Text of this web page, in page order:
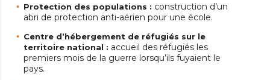
Protection des populations : construction d’un
abri de protection anti-aérien pour une école.
Centre d’hébergement de réfugiés sur le
territoire national : accueil des réfugiés les
premiers mois de la guerre lorsqu’ils fuyaient le
pays.